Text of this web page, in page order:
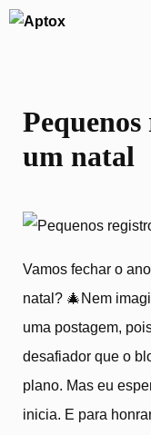
um natal
Vamos fechar o
natal? 🎄Nem
uma postagem,
desafiador que o
plano. Mas eu
inicia. E para